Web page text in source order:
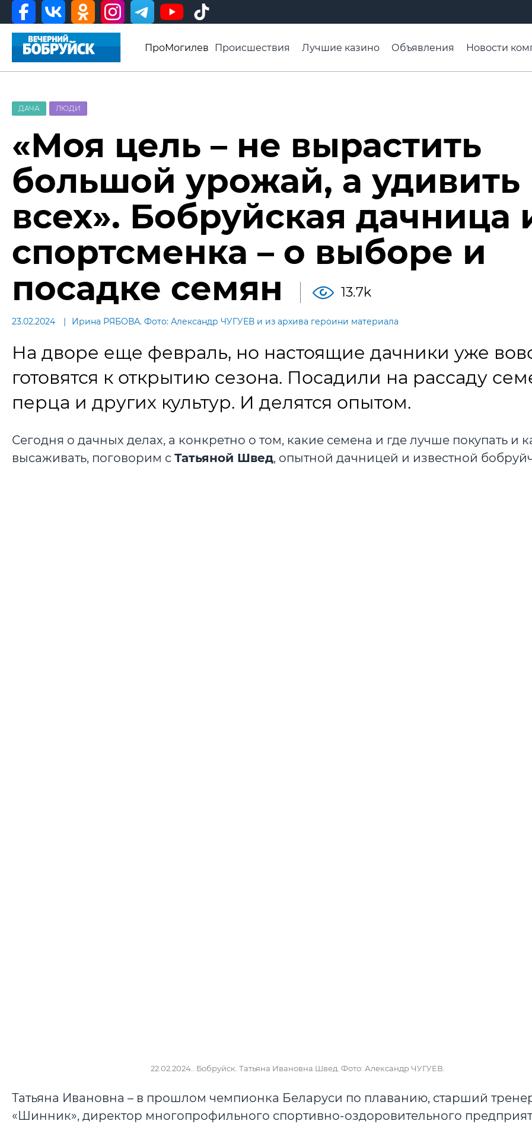
ПроМогилев Происшествия Лучшие казино Объявления Новости
Видео ВБ
ДАЧА ЛЮДИ
«Моя цель – не вырастить
большой урожай, а удивить
всех». Бобруйская дачница
спортсменка – о выборе и
посадке семян
13.7k
23.02.2024 Ирина РЯБОВА. Фото: Александр ЧУГУЕВ и из архива героини материала
На дворе еще февраль, но настоящие дачники уже
готовятся к открытию сезона. Посадили на рассаду
перца и других культур. И делятся опытом.
Сегодня о дачных делах, а конкретно о том, какие семена и где лучше покупать и
высаживать, поговорим с Татьяной Швед, опытной дачницей и известной
22.02.2024.. Бобруйск. Татьяна Ивановна Швед. Фото: Александр ЧУГУЕВ.
Татьяна Ивановна – в прошлом чемпионка Беларуси по плаванию, старший
«Шинник», директор многопрофильного спортивно-оздоровительного